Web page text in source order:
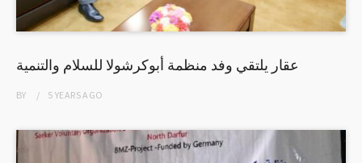
عقار يلتقي وفد منظمة أبوكرشولا للسلام والتنمية
BY 5 YEARSAGO